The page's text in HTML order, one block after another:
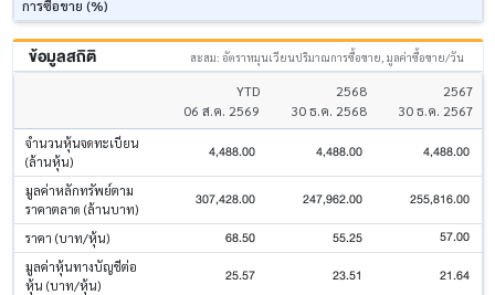
การซื้อขาย (%)
ข้อมูลสถิติ สะสม: อัตราหมุนเวียนปริมาณการซื้อขาย, มูลค่าซื้อขาย/วัน
YTD
06 ส.ค. 2569
2568
30 ธ.ค. 2568
2567
30 ธ.ค. 2567
จำนวนหุ้นจดทะเบียน
(ล้านหุ้น)
4,488.00 4,488.00 4,488.00
มูลค่าหลักทรัพย์ตาม
ราคาตลาด (ล้านบาท)
307,428.00 247,962.00 255,816.00
ราคา (บาท/หุ้น) 68.50 55.25 57.00
มูลค่าหุ้นทางบัญชีต่อ
หุ้น (บาท/หุ้น)
25.57 23.51 21.64